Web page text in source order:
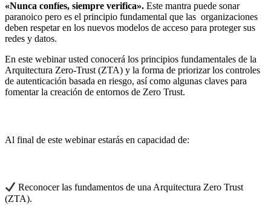
«Nunca confíes, siempre verifica». Este mantra puede sonar
paranoico pero es el principio fundamental que las organizaciones
deben respetar en los nuevos modelos de acceso para proteger sus
redes y datos.
En este webinar usted conocerá los principios fundamentales de la
Arquitectura Zero-Trust (ZTA) y la forma de priorizar los controles
de autenticación basada en riesgo, así como algunas claves para
fomentar la creación de entornos de Zero Trust.
Al final de este webinar estarás en capacidad de:
Reconocer las fundamentos de una Arquitectura Zero Trust
(ZTA).